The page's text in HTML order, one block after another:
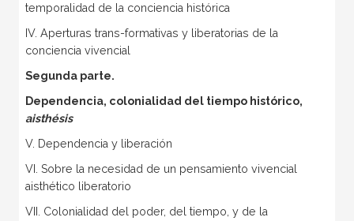
temporalidad de la conciencia histórica
IV. Aperturas trans-formativas y liberatorias de la
conciencia vivencial
Segunda parte.
Dependencia, colonialidad del tiempo histórico,
aisthésis
V. Dependencia y liberación
VI. Sobre la necesidad de un pensamiento vivencial
aisthético liberatorio
VII. Colonialidad del poder, del tiempo, y de la